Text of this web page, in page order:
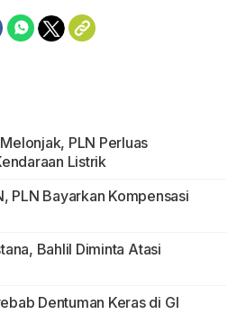
PLN Perluas
Listrik
PLN Bayarkan Kompensasi
Bahlil Diminta Atasi
Dentuman Keras di GI